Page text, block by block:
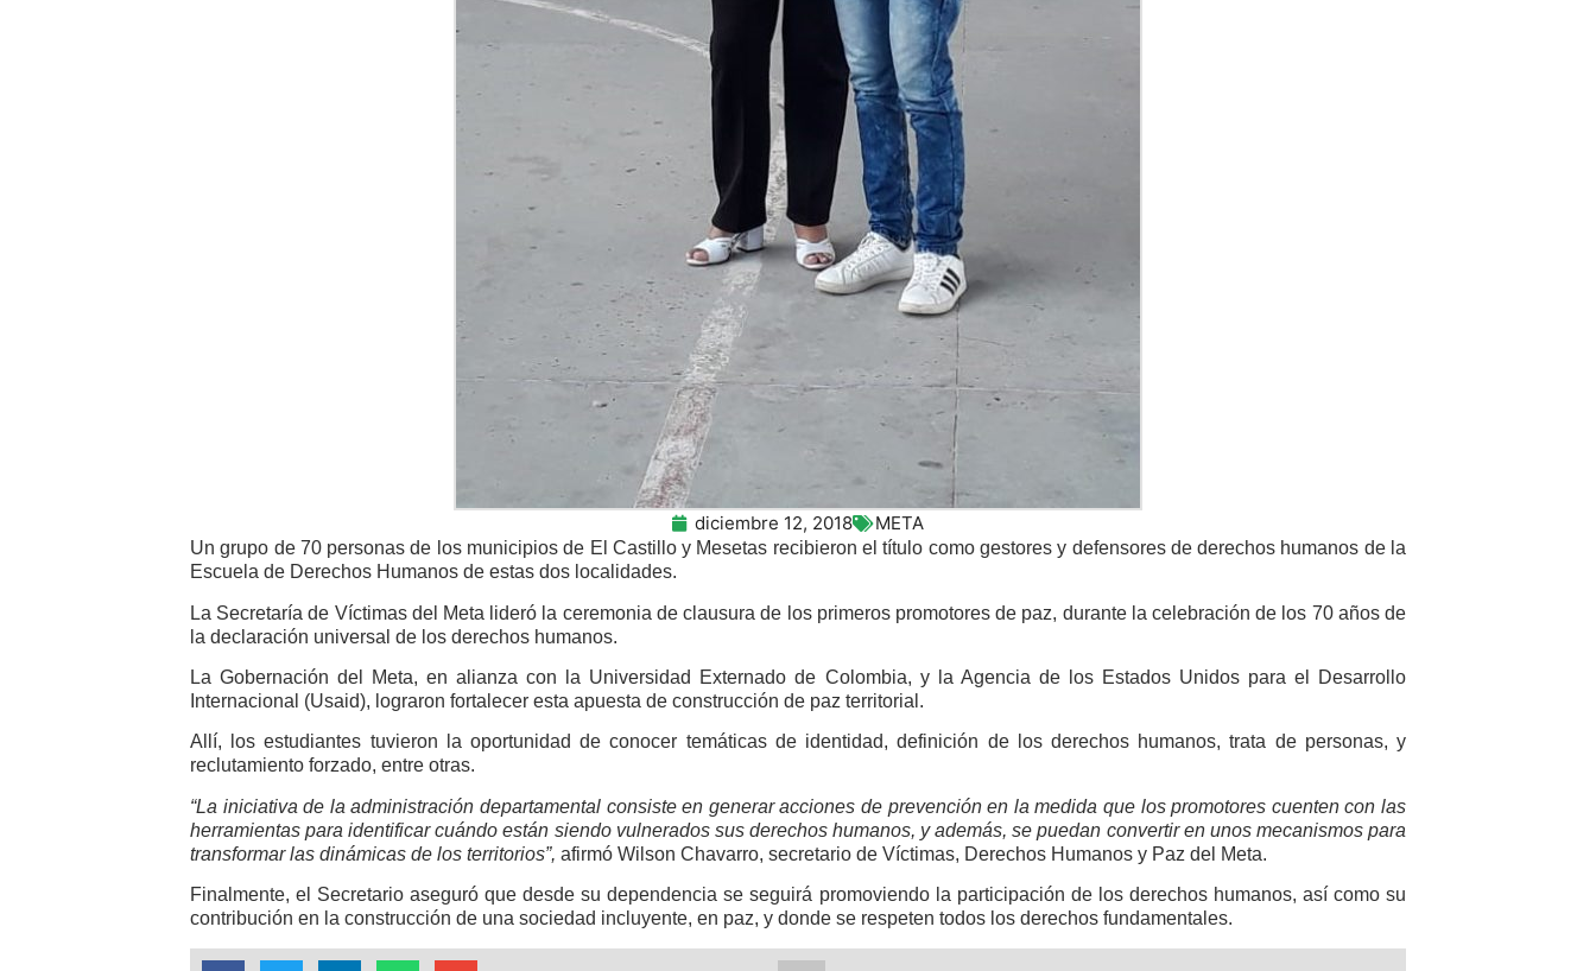
diciembre 12, 2018 META
Un grupo de 70 personas de los municipios de El Castillo y Mesetas recibieron el título como gestores y defensores de derechos humanos de la
Escuela de Derechos Humanos de estas dos localidades.
La Secretaría de Víctimas del Meta lideró la ceremonia de clausura de los primeros promotores de paz, durante la celebración de los 70 años de
la declaración universal de los derechos humanos.
La Gobernación del Meta, en alianza con la Universidad Externado de Colombia, y la Agencia de los Estados Unidos para el Desarrollo
Internacional (Usaid), lograron fortalecer esta apuesta de construcción de paz territorial.
Allí, los estudiantes tuvieron la oportunidad de conocer temáticas de identidad, definición de los derechos humanos, trata de personas, y
reclutamiento forzado, entre otras.
“La iniciativa de la administración departamental consiste en generar acciones de prevención en la medida que los promotores cuenten con las
herramientas para identificar cuándo están siendo vulnerados sus derechos humanos, y además, se puedan convertir en unos mecanismos para
transformar las dinámicas de los territorios”, afirmó Wilson Chavarro, secretario de Víctimas, Derechos Humanos y Paz del Meta.
Finalmente, el Secretario aseguró que desde su dependencia se seguirá promoviendo la participación de los derechos humanos, así como su
contribución en la construcción de una sociedad incluyente, en paz, y donde se respeten todos los derechos fundamentales.